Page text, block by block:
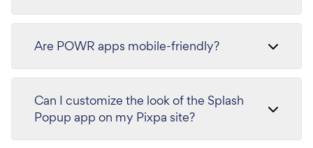
Are POWR apps mobile-friendly?
Can I customize the look of the Splash
Popup app on my Pixpa site?